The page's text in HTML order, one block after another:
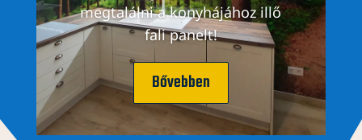
megtalálni a konyhájához illő
fali panelt!
Bővebben